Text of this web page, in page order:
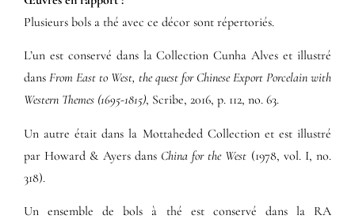
Plusieurs bols a thé avec ce décor sont répertoriés.
L’un est conservé dans la Collection Cunha Alves et illustré
dans From East to West, the quest for Chinese Export Porcelain with
Western Themes (1695-1815), Scribe, 2016, p. 112, no. 63.
Un autre était dans la Mottaheded Collection et est illustré
par Howard & Ayers dans China for the West (1978, vol. I, no.
318).
Un ensemble de bols à thé est conservé dans la RA